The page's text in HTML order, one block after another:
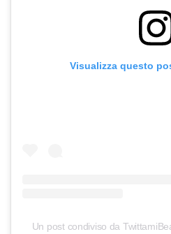
Visualizza questo
Un post condiviso da